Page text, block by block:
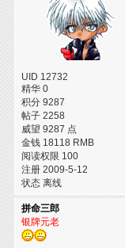
UID 12732
精华 0
积分 9287
帖子 2258
威望 9287 点
金钱 18118 RMB
阅读权限 100
注册 2009-5-12
状态 离线
拼命三郎
银牌元老